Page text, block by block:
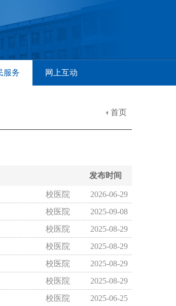
服务 网上互动
首页
发布时间
2026-06-29
校医院
2025-09-08
校医院
2025-08-29
校医院
2025-08-29
校医院
2025-08-29
校医院
2025-08-29
校医院
2025-06-25
校医院